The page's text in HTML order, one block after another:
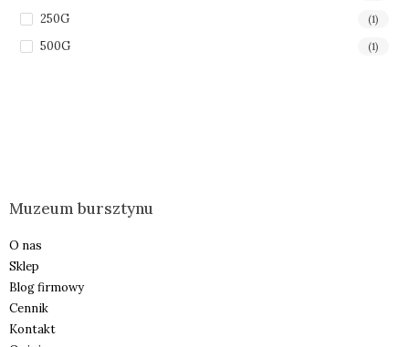
250G (1)
500G (1)
Muzeum bursztynu
O nas
Sklep
Blog firmowy
Cennik
Kontakt